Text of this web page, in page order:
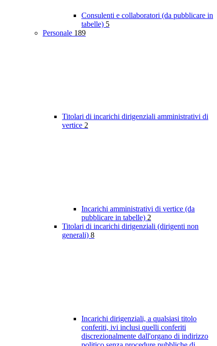
Consulenti e collaboratori (da pubblicare in
tabelle) 5
Personale 189
Titolari di incarichi dirigenziali amministrativi di
vertice 2
Incarichi amministrativi di vertice (da
pubblicare in tabelle) 2
Titolari di incarichi dirigenziali (dirigenti non
generali) 8
Incarichi dirigenziali, a qualsiasi titolo
conferiti, ivi inclusi quelli conferiti
discrezionalmente dall'organo di indirizzo